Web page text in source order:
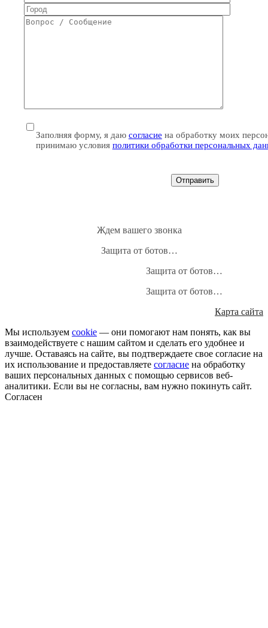
Заполняя форму, я даю согласие на обработку моих
принимаю условия политики обработки персональных
Ждем вашего звонка
Защита от ботов…
Защита от ботов…
Защита от ботов…
Карта сайта
Мы используем cookie — они помогают нам понять, как вы
взаимодействуете с нашим сайтом и сделать его удобнее и
лучше. Оставаясь на сайте, вы подтверждаете свое согласие на
их использование и предоставляете согласие на обработку
ваших персональных данных с помощью сервисов веб-
аналитики. Если вы не согласны, вам нужно покинуть сайт.
Согласен